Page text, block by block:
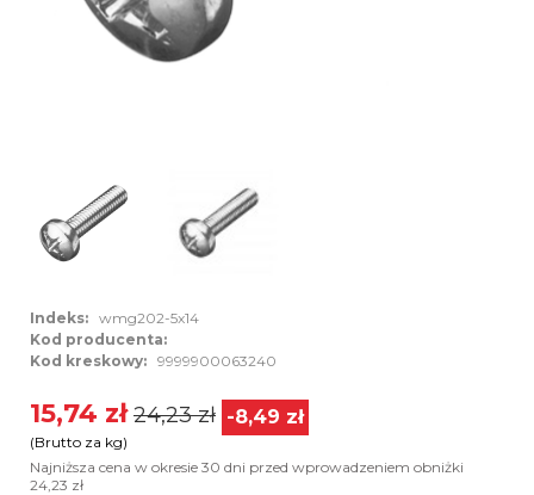
Indeks: wmg202-5x14
Kod producenta:
Kod kreskowy: 9999900063240
15,74 zł 24,23 zł -8,49 zł
(Brutto za kg)
Najniższa cena w okresie 30 dni przed wprowadzeniem obniżki
24,23 zł